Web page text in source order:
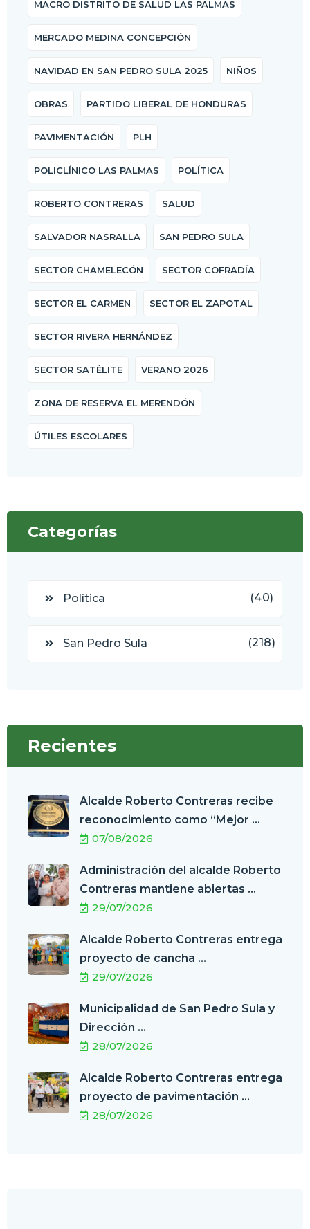
MACRO DISTRITO DE SALUD LAS PALMAS
MERCADO MEDINA CONCEPCIÓN
NAVIDAD EN SAN PEDRO SULA 2025 NIÑOS
OBRAS PARTIDO LIBERAL DE HONDURAS
PAVIMENTACIÓN PLH
POLICLÍNICO LAS PALMAS POLÍTICA
ROBERTO CONTRERAS SALUD
SALVADOR NASRALLA SAN PEDRO SULA
SECTOR CHAMELECÓN SECTOR COFRADÍA
SECTOR EL CARMEN SECTOR EL ZAPOTAL
SECTOR RIVERA HERNÁNDEZ
SECTOR SATÉLITE VERANO 2026
ZONA DE RESERVA EL MERENDÓN
ÚTILES ESCOLARES
Categorías
Política (40)
San Pedro Sula (218)
Recientes
Alcalde Roberto Contreras recibe
reconocimiento como “Mejor ...
07/08/2026
Administración del alcalde Roberto
Contreras mantiene abiertas ...
29/07/2026
Alcalde Roberto Contreras entrega
proyecto de cancha ...
29/07/2026
Municipalidad de San Pedro Sula y
Dirección ...
28/07/2026
Alcalde Roberto Contreras entrega
proyecto de pavimentación ...
28/07/2026